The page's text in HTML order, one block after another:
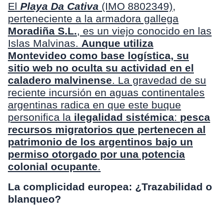
El Playa Da Cativa (IMO 8802349),
perteneciente a la armadora gallega
Moradiña S.L., es un viejo conocido en las
Islas Malvinas. Aunque utiliza
Montevideo como base logística, su
sitio web no oculta su actividad en el
caladero malvinense. La gravedad de su
reciente incursión en aguas continentales
argentinas radica en que este buque
personifica la ilegalidad sistémica: pesca
recursos migratorios que pertenecen al
patrimonio de los argentinos bajo un
permiso otorgado por una potencia
colonial ocupante.
La complicidad europea: ¿Trazabilidad o
blanqueo?